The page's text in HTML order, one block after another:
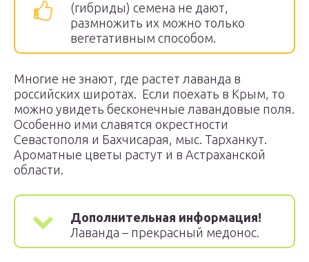
(гибриды) семена не дают,
размножить их можно только
вегетативным способом.
Многие не знают, где растет лаванда в
российских широтах. Если поехать в Крым, то
можно увидеть бесконечные лавандовые поля.
Особенно ими славятся окрестности
Севастополя и Бахчисарая, мыс. Тарханкут.
Ароматные цветы растут и в Астраханской
области.
Дополнительная информация!
Лаванда – прекрасный медонос.